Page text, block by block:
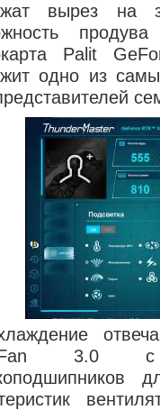
вырез на
Palit
одно из
3.0 c